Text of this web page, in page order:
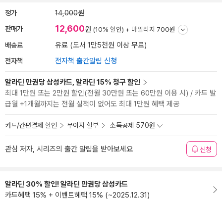
정가 14,000원
판매가 12,600원 (10% 할인) + 마일리지 700원
배송료 유료 (도서 1만5천원 이상 무료)
전자책 전자책 출간알림 신청
알라딘 만권당 삼성카드, 알라딘 15% 청구 할인
최대 1만원 또는 2만원 할인(전월 30만원 또는 60만원 이용 시) / 카드 발
급월 +1개월까지는 전월 실적이 없어도 최대 1만원 혜택 제공
카드/간편결제 할인 무이자 할부 소득공제 570원
관심 저자, 시리즈의 출간 알림을 받아보세요 신청
알라딘 30% 할인! 알라딘 만권당 삼성카드
카드혜택 15% + 이벤트혜택 15% (~2025.12.31)